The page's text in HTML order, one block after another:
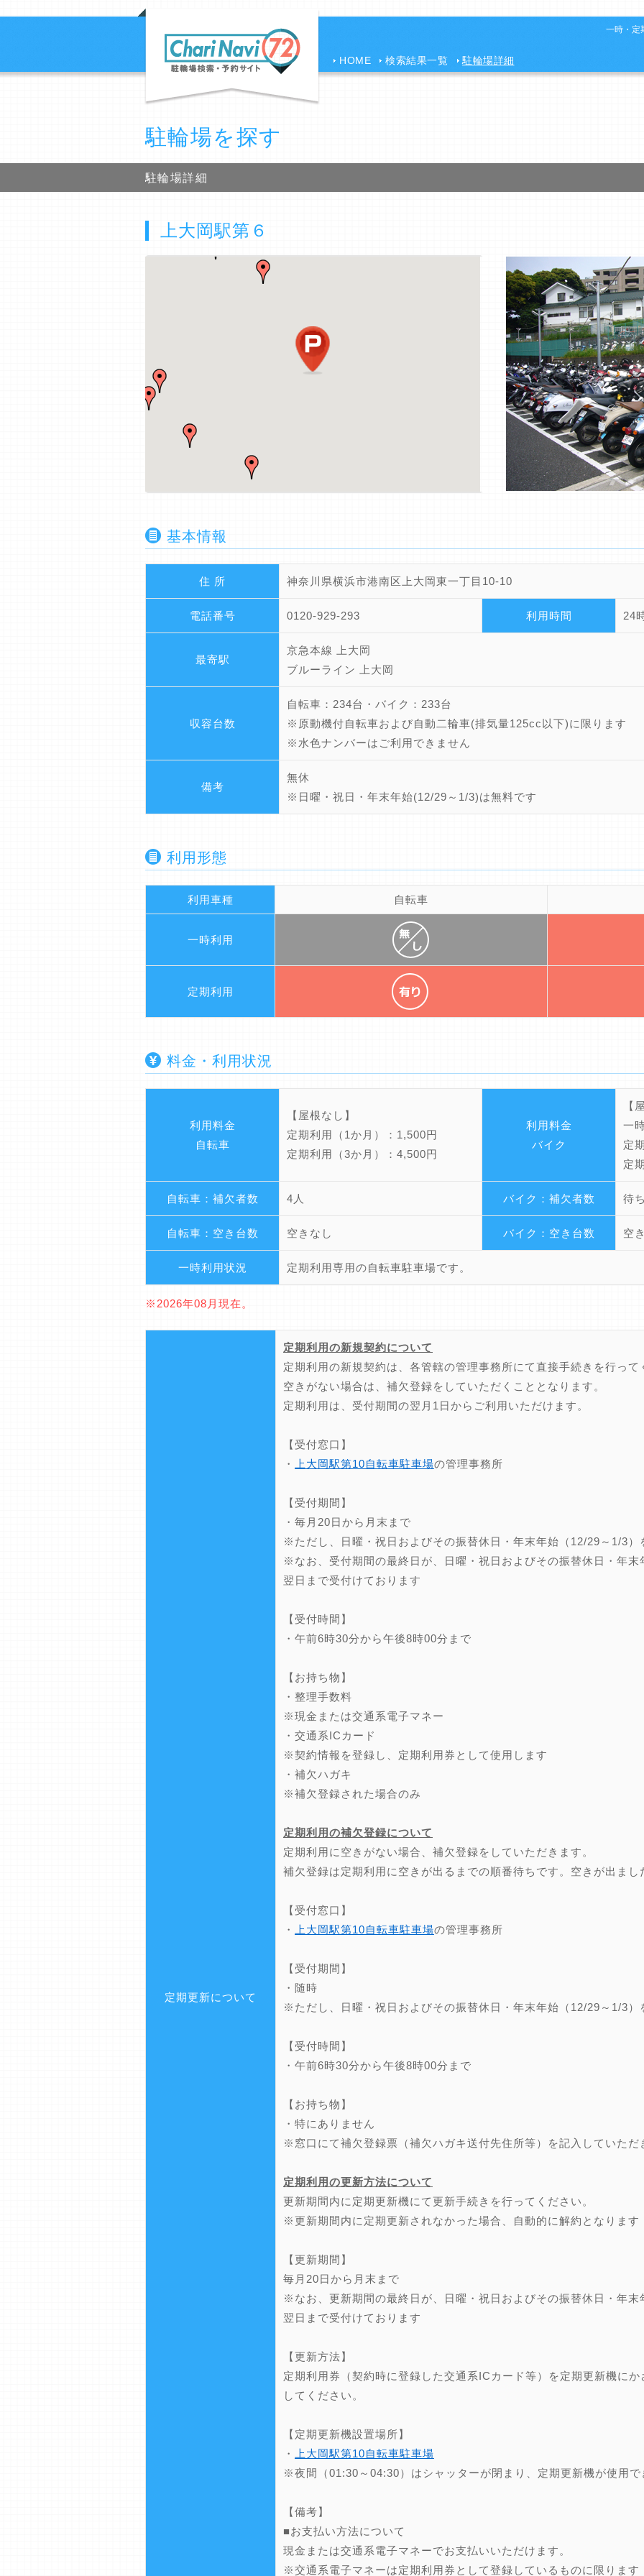
一時・定
HOME 検索結果一覧 駐輪場詳細
駐輪場を探す
駐輪場詳細
上大岡駅第６
基本情報
住 所 神奈川県横浜市港南区上大岡東一丁目10-10
電話番号 0120-929-293 利用時間 24
最寄駅
京急本線 上大岡
ブルーライン 上大岡
収容台数
自転車：234台・バイク：233台
※原動機付自転車および自動二輪車(排気量125cc以下)に限ります
※水色ナンバーはご利用できません
備考
無休
※日曜・祝日・年末年始(12/29～1/3)は無料です
利用形態
利用車種 自転車
一時利用
定期利用
料金・利用状況
利用料金
自転車
【屋根なし】
定期利用（1か月）：1,500円
定期利用（3か月）：4,500円
利用料金
バイク
【
一
定
定
自転車：補欠者数 4人 バイク：補欠者数 待
自転車：空き台数 空きなし バイク：空き台数 空
一時利用状況 定期利用専用の自転車駐車場です。
※2026年08月現在。
定期更新について
定期利用の新規契約について
定期利用の新規契約は、各管轄の管理事務所にて直接手続きを行って
空きがない場合は、補欠登録をしていただくこととなります。
定期利用は、受付期間の翌月1日からご利用いただけます。
【受付窓口】
・
上大岡駅第10自転車駐車場の管理事務所
【受付期間】
・毎月20日から月末まで
※ただし、日曜・祝日およびその振替休日・年末年始（12/29～1/3）
※なお、受付期間の最終日が、日曜・祝日およびその振替休日・年
翌日まで受付けております
【受付時間】
・午前6時30分から午後8時00分まで
【お持ち物】
・整理手数料
※現金または交通系電子マネー
・交通系ICカード
※契約情報を登録し、定期利用券として使用します
・補欠ハガキ
※補欠登録された場合のみ
定期利用の補欠登録について
定期利用に空きがない場合、補欠登録をしていただきます。
補欠登録は定期利用に空きが出るまでの順番待ちです。空きが出ま
【受付窓口】
・
上大岡駅第10自転車駐車場の管理事務所
【受付期間】
・随時
※ただし、日曜・祝日およびその振替休日・年末年始（12/29～1/3）
【受付時間】
・午前6時30分から午後8時00分まで
【お持ち物】
・特にありません
※窓口にて補欠登録票（補欠ハガキ送付先住所等）を記入していただ
定期利用の更新方法について
更新期間内に定期更新機にて更新手続きを行ってください。
※更新期間内に定期更新されなかった場合、自動的に解約となります
【更新期間】
毎月20日から月末まで
※なお、更新期間の最終日が、日曜・祝日およびその振替休日・年
翌日まで受付けております
【更新方法】
定期利用券（契約時に登録した交通系ICカード等）を定期更新機に
してください。
【定期更新機設置場所】
・
上大岡駅第10自転車駐車場
※夜間（01:30～04:30）はシャッターが閉まり、定期更新機が使用で
【備考】
■お支払い方法について
現金または交通系電子マネーでお支払いいただけます。
※交通系電子マネーは定期利用券として登録しているものに限ります